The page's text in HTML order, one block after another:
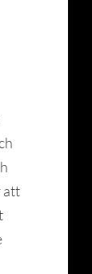
att